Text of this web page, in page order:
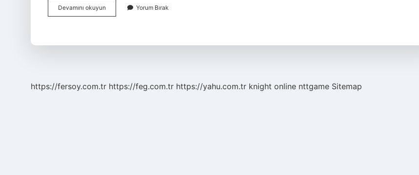
Devamını okuyun Sigaranın
Yerini
Yorum Bırak
https://fersoy.com.tr https://feg.com.tr https://yahu.com.tr knight online nttgame Sitemap